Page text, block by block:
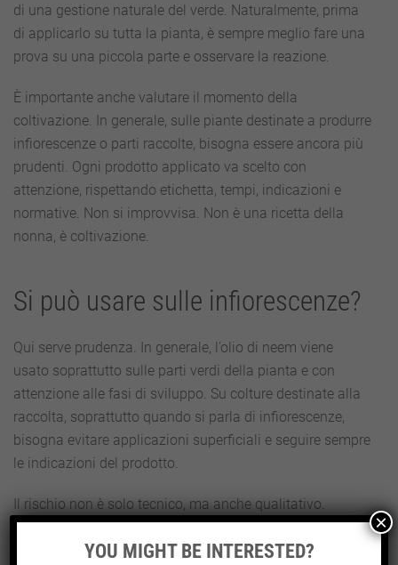
di una gestione naturale del verde. Naturalmente, prima
di applicarlo su tutta la pianta, è sempre meglio fare una
prova su una piccola parte e osservare la reazione.
È importante anche valutare il momento della
coltivazione. In generale, sulle piante destinate a produrre
infiorescenze o parti raccolte, bisogna essere ancora più
prudenti. Ogni prodotto applicato va scelto con
attenzione, rispettando etichetta, tempi, indicazioni e
normative. Non si improvvisa. Non è una ricetta della
nonna, è coltivazione.
Si può usare sulle infiorescenze?
Qui serve prudenza. In generale, l’olio di neem viene
usato soprattutto sulle parti verdi della pianta e con
attenzione alle fasi di sviluppo. Su colture destinate alla
raccolta, soprattutto quando si parla di infiorescenze,
bisogna evitare applicazioni superficiali e seguire sempre
le indicazioni del prodotto.
Il rischio non è solo tecnico, ma anche qualitativo.
Residui, odori o trattamenti sbagliati possono
compromettere il risultato finale. Per questo è meglio
YOU MIGHT BE INTERESTED?
×